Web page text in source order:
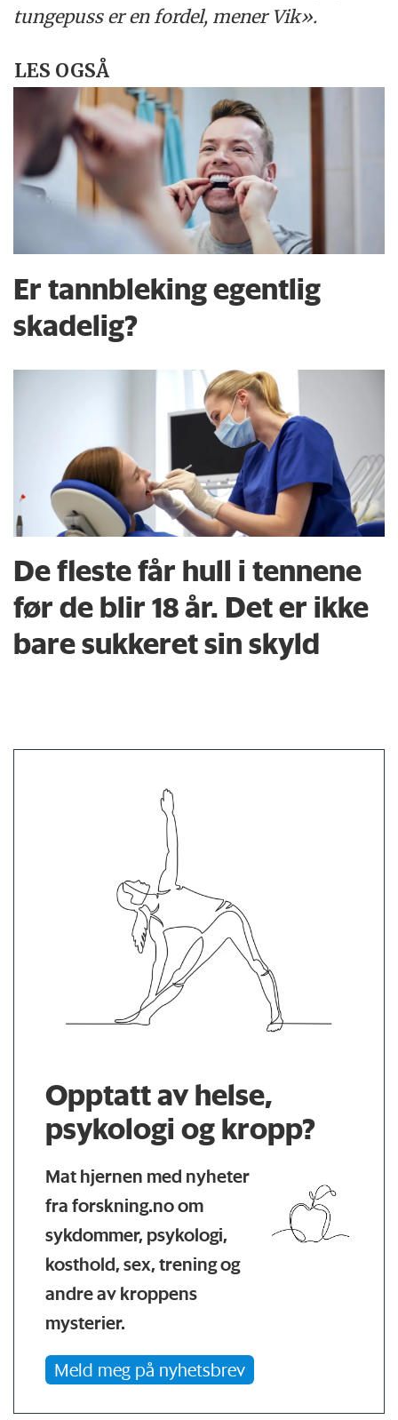
tungepuss er en fordel, mener Vik».
LES OGSÅ
Er tannbleking egentlig
skadelig?
De fleste får hull i tennene
før de blir 18 år. Det er ikke
bare sukkeret sin skyld
Opptatt av helse,
psykologi og kropp?
Mat hjernen med nyheter
fra forskning.no om
sykdommer, psykologi,
kosthold, sex, trening og
andre av kroppens
mysterier.
Meld meg på nyhetsbrev